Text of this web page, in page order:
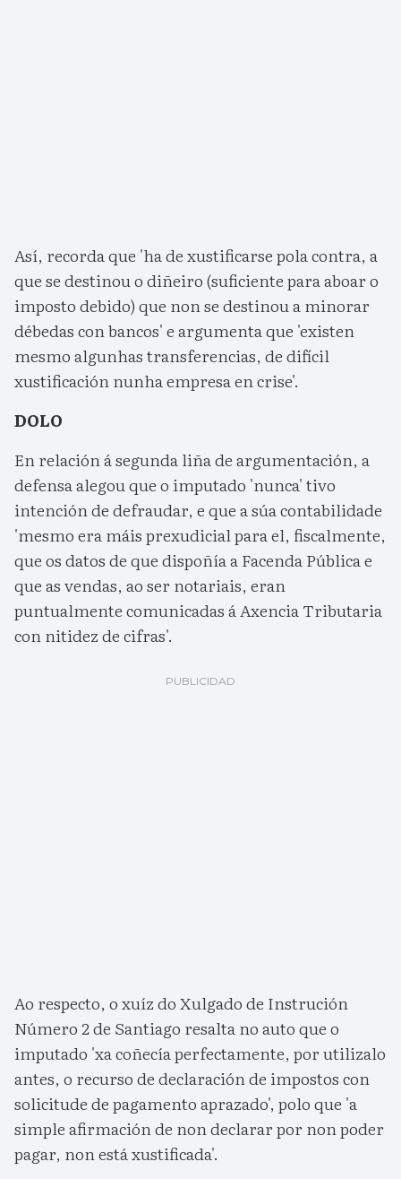
Así, recorda que 'ha de xustificarse pola contra, a
que se destinou o diñeiro (suficiente para aboar o
imposto debido) que non se destinou a minorar
débedas con bancos' e argumenta que 'existen
mesmo algunhas transferencias, de difícil
xustificación nunha empresa en crise'.
DOLO
En relación á segunda liña de argumentación, a
defensa alegou que o imputado 'nunca' tivo
intención de defraudar, e que a súa contabilidade
'mesmo era máis prexudicial para el, fiscalmente,
que os datos de que dispoñía a Facenda Pública e
que as vendas, ao ser notariais, eran
puntualmente comunicadas á Axencia Tributaria
con nitidez de cifras'.
Ao respecto, o xuíz do Xulgado de Instrución
Número 2 de Santiago resalta no auto que o
imputado 'xa coñecía perfectamente, por utilizalo
antes, o recurso de declaración de impostos con
solicitude de pagamento aprazado', polo que 'a
simple afirmación de non declarar por non poder
pagar, non está xustificada'.